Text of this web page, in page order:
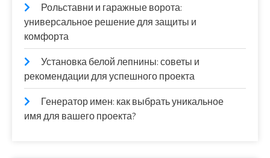
Рольставни и гаражные ворота:
универсальное решение для защиты и
комфорта
Установка белой лепнины: советы и
рекомендации для успешного проекта
Генератор имен: как выбрать уникальное
имя для вашего проекта?